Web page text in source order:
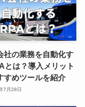
社の業務を自動化す
とは？導入メリット
すめツールを紹介
7月28日